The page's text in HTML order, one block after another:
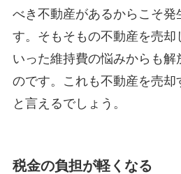
べき不動産があるからこそ発
す。そもそもの不動産を売却
いった維持費の悩みからも解
のです。これも不動産を売却
と言えるでしょう。
税金の負担が軽くなる